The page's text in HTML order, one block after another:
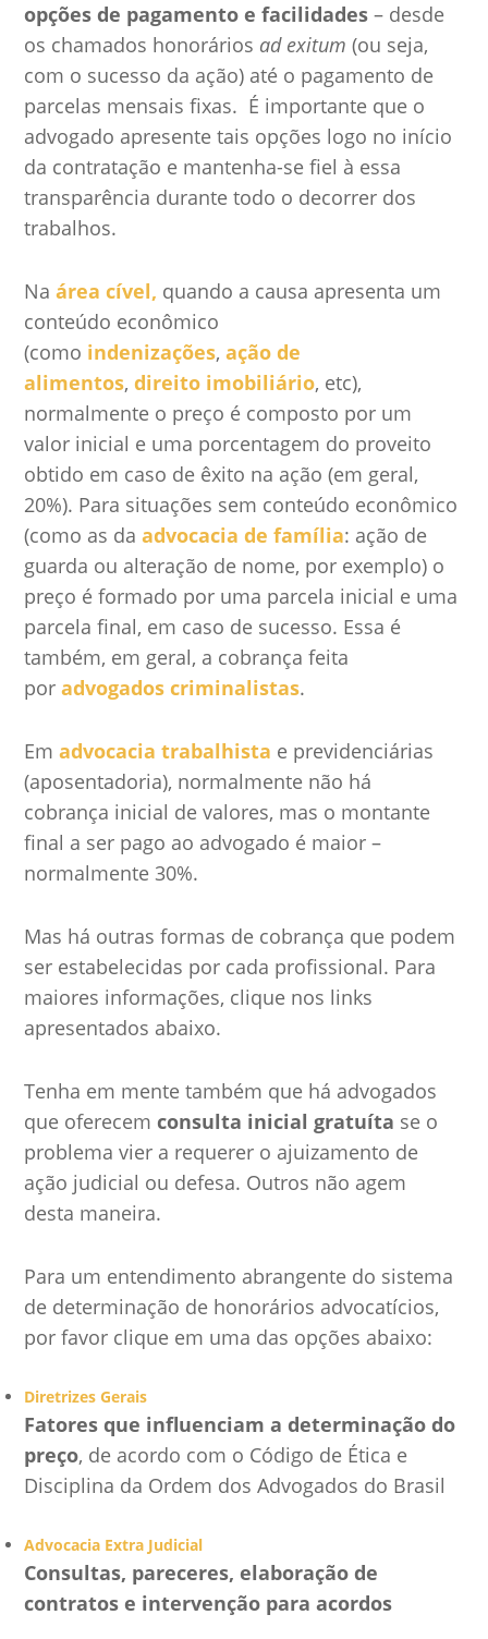
opções de pagamento e facilidades – desde
os chamados honorários ad exitum (ou seja,
com o sucesso da ação) até o pagamento de
parcelas mensais fixas. É importante que o
advogado apresente tais opções logo no início
da contratação e mantenha-se fiel à essa
transparência durante todo o decorrer dos
trabalhos.
Naárea cível, quando a causa apresenta um
conteúdo econômico
(como indenizações,ação de
alimentos,direito imobiliário, etc),
normalmente o preço é composto por um
valor inicial e uma porcentagem do proveito
obtido em caso de êxito na ação (em geral,
20%). Para situações sem conteúdo econômico
(como as daadvocacia de família: ação de
guarda ou alteração de nome, por exemplo) o
preço é formado por uma parcela inicial e uma
parcela final, em caso de sucesso. Essa é
também, em geral, a cobrança feita
poradvogados criminalistas.
Emadvocacia trabalhista e previdenciárias
(aposentadoria), normalmente não há
cobrança inicial de valores, mas o montante
final a ser pago ao advogado é maior –
normalmente 30%.
Mas há outras formas de cobrança que podem
ser estabelecidas por cada profissional. Para
maiores informações, clique nos links
apresentados abaixo.
Tenha em mente também que há advogados
que oferecemconsulta inicial gratuíta se o
problema vier a requerer o ajuizamento de
ação judicial ou defesa. Outros não agem
desta maneira.
Para um entendimento abrangente do sistema
de determinação de honorários advocatícios,
por favor clique em uma das opções abaixo:
Diretrizes Gerais
Fatores que influenciam a determinação do
preço, de acordo com o Código de Ética e
Disciplina da Ordem dos Advogados do Brasil
Advocacia Extra Judicial
Consultas, pareceres, elaboração de
contratos e intervenção para acordos